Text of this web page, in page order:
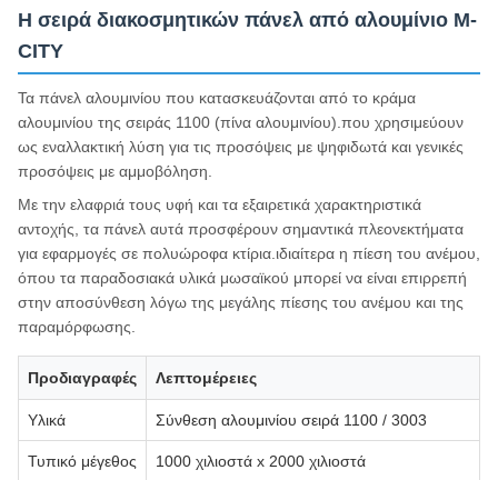
Η σειρά διακοσμητικών πάνελ από αλουμίνιο M-
CITY
Τα πάνελ αλουμινίου που κατασκευάζονται από το κράμα
αλουμινίου της σειράς 1100 (πίνα αλουμινίου).που χρησιμεύουν
ως εναλλακτική λύση για τις προσόψεις με ψηφιδωτά και γενικές
προσόψεις με αμμοβόληση.
Με την ελαφριά τους υφή και τα εξαιρετικά χαρακτηριστικά
αντοχής, τα πάνελ αυτά προσφέρουν σημαντικά πλεονεκτήματα
για εφαρμογές σε πολυώροφα κτίρια.ιδιαίτερα η πίεση του ανέμου,
όπου τα παραδοσιακά υλικά μωσαϊκού μπορεί να είναι επιρρεπή
στην αποσύνθεση λόγω της μεγάλης πίεσης του ανέμου και της
παραμόρφωσης.
Προδιαγραφές Λεπτομέρειες
Υλικά Σύνθεση αλουμινίου σειρά 1100 / 3003
Τυπικό μέγεθος 1000 χιλιοστά x 2000 χιλιοστά